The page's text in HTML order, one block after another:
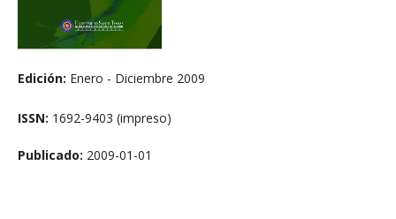
Edición: Enero - Diciembre 2009
ISSN: 1692-9403 (impreso)
Publicado: 2009-01-01